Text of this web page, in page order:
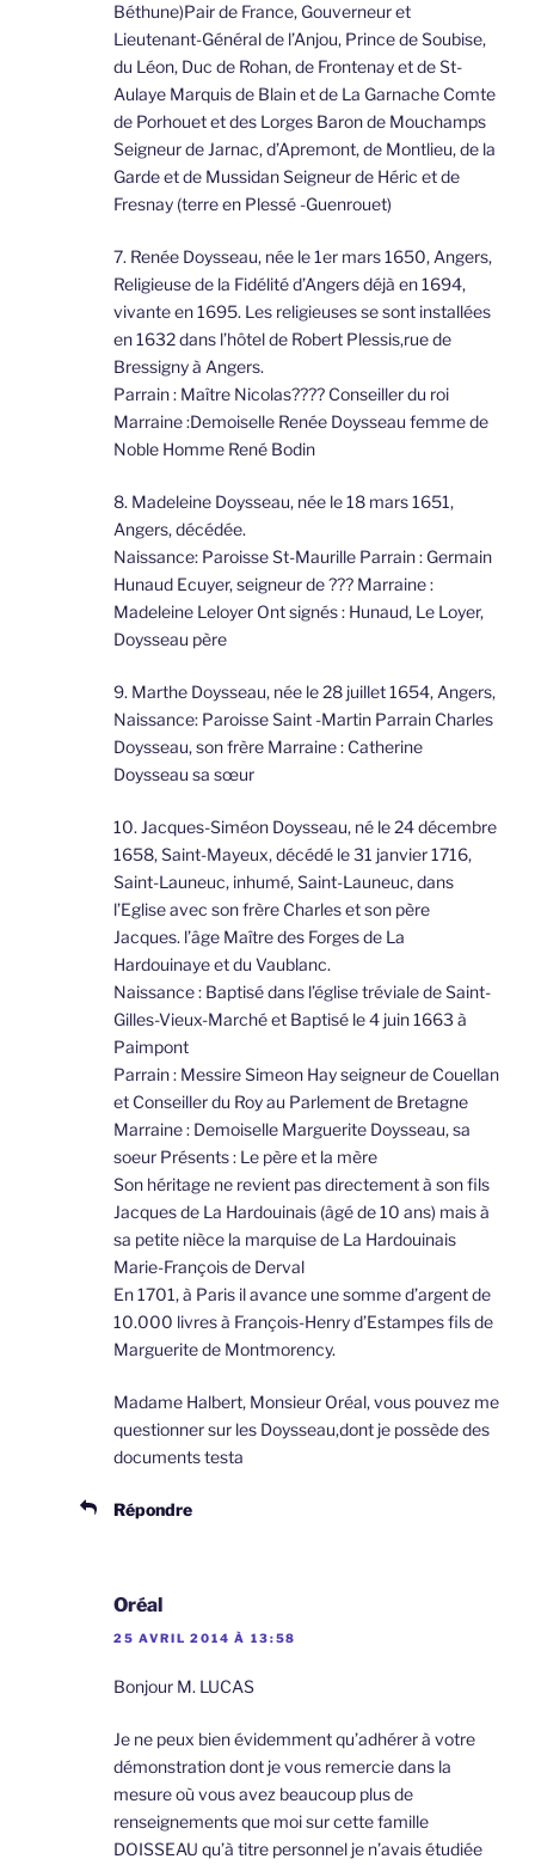
Béthune)Pair de France, Gouverneur et
Lieutenant-Général de l’Anjou, Prince de Soubise,
du Léon, Duc de Rohan, de Frontenay et de St-
Aulaye Marquis de Blain et de La Garnache Comte
de Porhouet et des Lorges Baron de Mouchamps
Seigneur de Jarnac, d’Apremont, de Montlieu, de la
Garde et de Mussidan Seigneur de Héric et de
Fresnay (terre en Plessé -Guenrouet)
7. Renée Doysseau, née le 1er mars 1650, Angers,
Religieuse de la Fidélité d’Angers déjà en 1694,
vivante en 1695. Les religieuses se sont installées
en 1632 dans l’hôtel de Robert Plessis,rue de
Bressigny à Angers.
Parrain : Maître Nicolas???? Conseiller du roi
Marraine :Demoiselle Renée Doysseau femme de
Noble Homme René Bodin
8. Madeleine Doysseau, née le 18 mars 1651,
Angers, décédée.
Naissance: Paroisse St-Maurille Parrain : Germain
Hunaud Ecuyer, seigneur de ??? Marraine :
Madeleine Leloyer Ont signés : Hunaud, Le Loyer,
Doysseau père
9. Marthe Doysseau, née le 28 juillet 1654, Angers,
Naissance: Paroisse Saint -Martin Parrain Charles
Doysseau, son frère Marraine : Catherine
Doysseau sa sœur
10. Jacques-Siméon Doysseau, né le 24 décembre
1658, Saint-Mayeux, décédé le 31 janvier 1716,
Saint-Launeuc, inhumé, Saint-Launeuc, dans
l’Eglise avec son frère Charles et son père
Jacques. l’âge Maître des Forges de La
Hardouinaye et du Vaublanc.
Naissance : Baptisé dans l’église tréviale de Saint-
Gilles-Vieux-Marché et Baptisé le 4 juin 1663 à
Paimpont
Parrain : Messire Simeon Hay seigneur de Couellan
et Conseiller du Roy au Parlement de Bretagne
Marraine : Demoiselle Marguerite Doysseau, sa
soeur Présents : Le père et la mère
Son héritage ne revient pas directement à son fils
Jacques de La Hardouinais (âgé de 10 ans) mais à
sa petite nièce la marquise de La Hardouinais
Marie-François de Derval
En 1701, à Paris il avance une somme d’argent de
10.000 livres à François-Henry d’Estampes fils de
Marguerite de Montmorency.
Madame Halbert, Monsieur Oréal, vous pouvez me
questionner sur les Doysseau,dont je possède des
documents testa
Répondre
Oréal
25 AVRIL 2014 À 13:58
Bonjour M. LUCAS
Je ne peux bien évidemment qu’adhérer à votre
démonstration dont je vous remercie dans la
mesure où vous avez beaucoup plus de
renseignements que moi sur cette famille
DOISSEAU qu’à titre personnel je n’avais étudiée